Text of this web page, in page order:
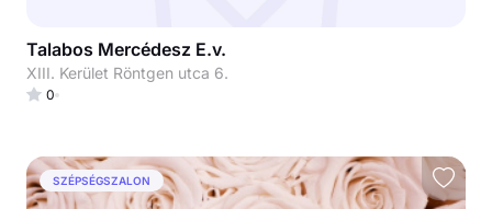
Talabos Mercédesz E.v.
XIII. Kerület Röntgen utca 6.
0
SZÉPSÉGSZALON